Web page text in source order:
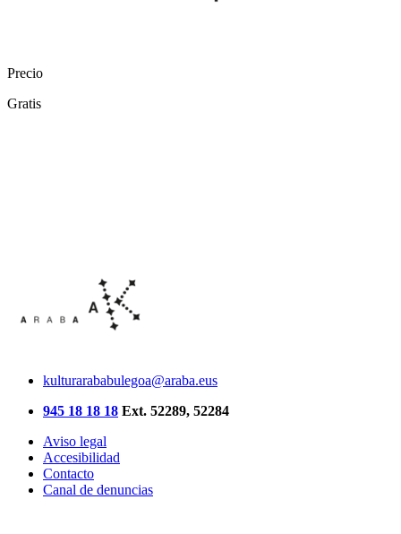
Precio
Gratis
kulturarababulegoa@araba.eus
945 18 18 18 Ext. 52289, 52284
Aviso legal
Accesibilidad
Contacto
Canal de denuncias